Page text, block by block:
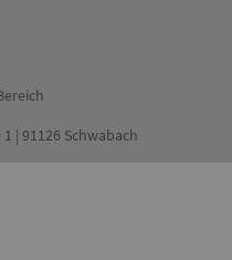
| 91126 Schwabach